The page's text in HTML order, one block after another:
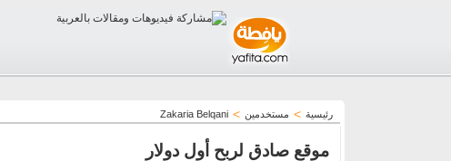
رئيسية > مستخدمين >
Zakaria Belqani
موقع صادق لربح أول دولار